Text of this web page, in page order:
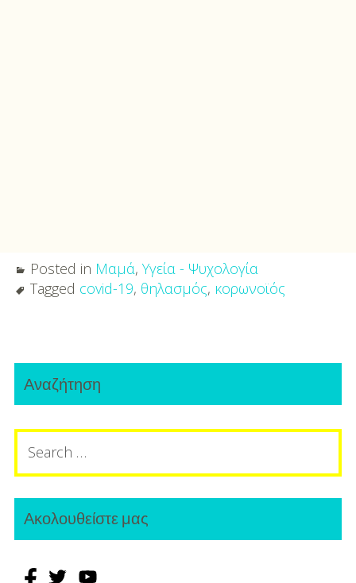
Posted in Μαμά, Υγεία - Ψυχολογία
Tagged covid-19, θηλασμός, κορωνοϊός
navigation
Primary
Sidebar
Αναζήτηση
Search
for:
Ακολουθείστε μας